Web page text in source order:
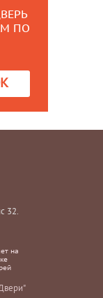
ПО
32.
на